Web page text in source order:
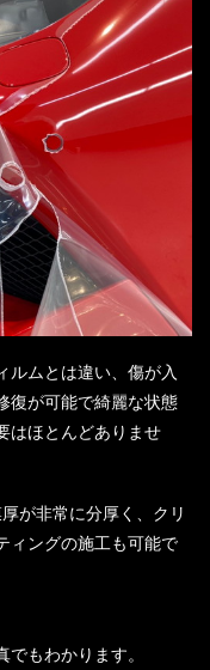
ルムとは違い、傷が入
復が可能で綺麗な状態
はほとんどありませ
が非常に分厚く、クリ
ィングの施工も可能で
もわかります。